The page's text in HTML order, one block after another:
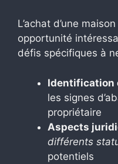
L’achat d’une
opportunité
défis spécifiques à
Identification
les signes
propriétaire
Aspects
différents
potentiels